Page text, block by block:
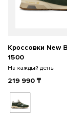
Кроссовки New
1500
На каждый день
219 990 ₸